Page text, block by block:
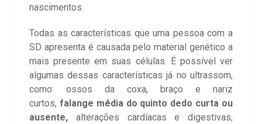
nascimentos.
Todas as características que uma pessoa com a
SD apresenta é causada pelo material genético a
mais presente em suas células. É possível ver
algumas dessas características já no ultrassom,
como: ossos da coxa, braço e nariz
curtos, falange média do quinto dedo curta ou
ausente, alterações cardíacas e digestivas,